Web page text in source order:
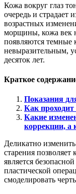
Кожа вокруг глаз
очередь и страдает
возрастных
морщины, кожа век
появляются темные
невыразительным,
десяток лет.
Краткое
Показания
Как
Какие
коррекции, а
Деликатно
старения позволяет
является
пластической
смоделировать